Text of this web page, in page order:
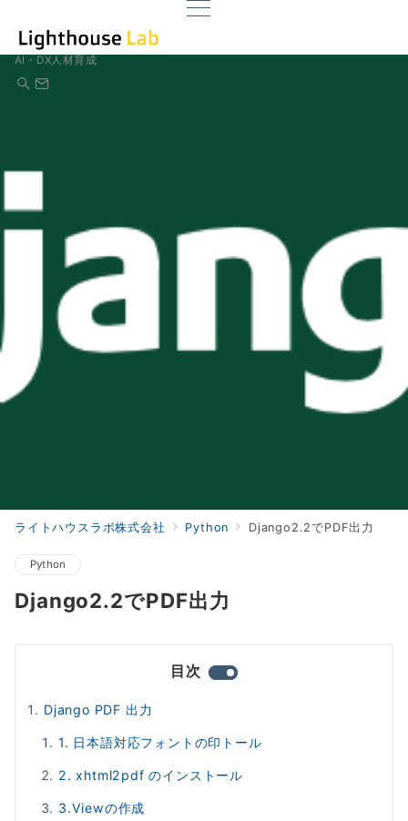
AI・DX人材育成
ライトハウスラボ株式会社 Python Django2.2でPDF出力
Python
Django2.2でPDF出力
目次
Django PDF 出力
1. 日本語対応フォントの印トール
2. xhtml2pdf のインストール
3.Viewの作成